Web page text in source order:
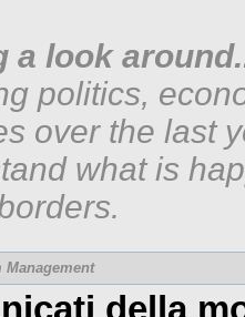
a look
politics,
over the last
what is
Management
della